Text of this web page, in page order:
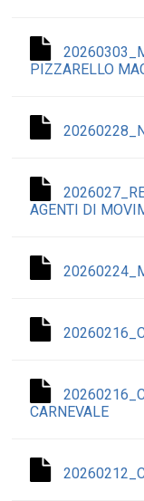
PIZZARELLO
AGENTI DI
CARNEVALE